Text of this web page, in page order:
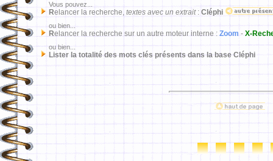
Vous pouvez...
Relancer la recherche, textes avec un extrait: Cléphi
ou bien...
Relancer la recherche sur un autre moteur interne : Zoom - X-
ou bien...
Lister la totalité des mots clés présents dans la base Cléphi